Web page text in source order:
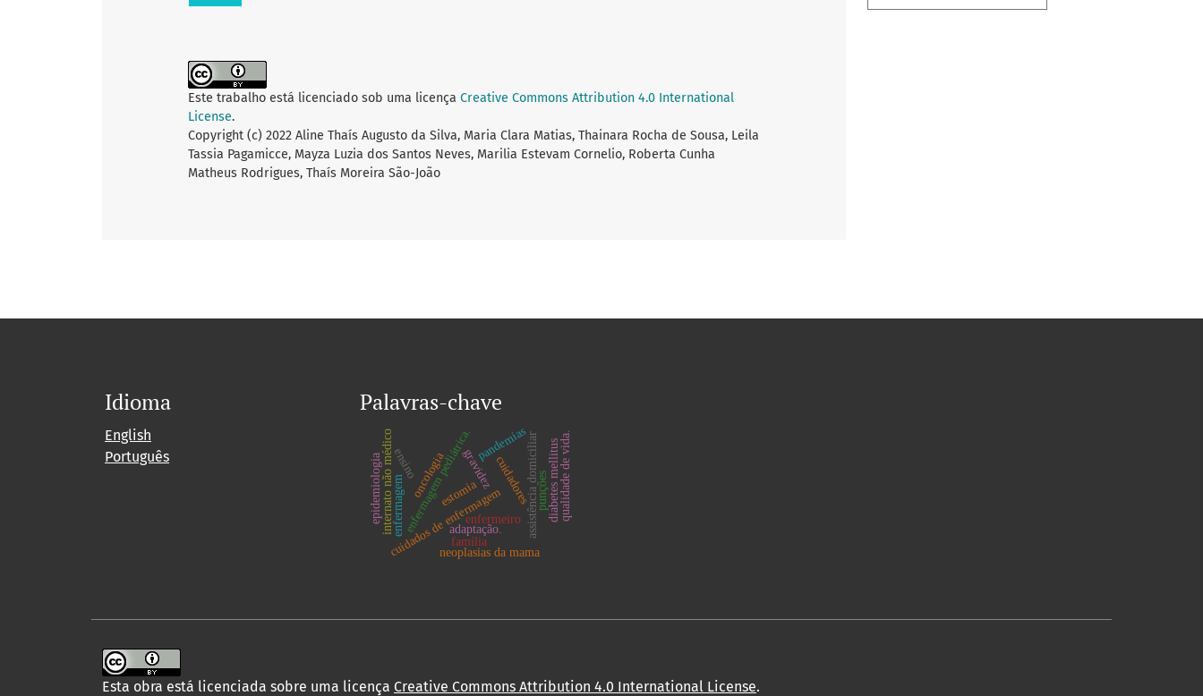
Este trabalho está licenciado sob uma licença Creative Commons Attribution 4.0 International
License.
Copyright (c) 2022 Aline Thaís Augusto da Silva, Maria Clara Matias, Thainara Rocha de Sousa, Leila
Tassia Pagamicce, Mayza Luzia dos Santos Neves, Marilia Estevam Cornelio, Roberta Cunha
Matheus Rodrigues, Thaís Moreira São-João
Idioma
English
Português
Palavras-chave
assistência domiciliar
cuidadores
enfermagem pediátrica.
oncologia
cuidados de enfermagem
adaptação.
família
enfermagem
internato não médico gravidez
enfermeiro
punções
neoplasias da mama
diabetes mellitusqualidade de vida.
epidemiologia
pandemias
estomia
ensino
Esta obra está licenciada sobre uma licença Creative Commons Attribution 4.0 International License.